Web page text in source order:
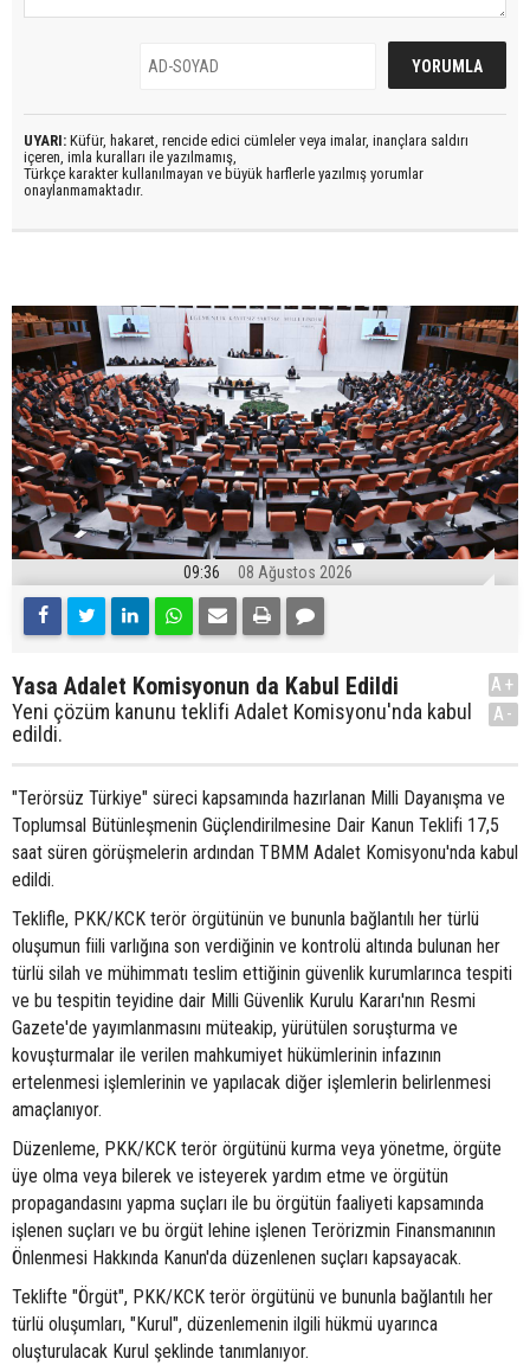
UYARI: Küfür, hakaret, rencide edici cümleler veya imalar, inançlara saldırı
içeren, imla kuralları ile yazılmamış,
Türkçe karakter kullanılmayan ve büyük harflerle yazılmış yorumlar
onaylanmamaktadır.
09:36 08 Ağustos 2026
Yasa Adalet Komisyonun da Kabul Edildi
Yeni çözüm kanunu teklifi Adalet Komisyonu'nda kabul
edildi.
A+
A-
"Terörsüz Türkiye" süreci kapsamında hazırlanan Milli Dayanışma ve
Toplumsal Bütünleşmenin Güçlendirilmesine Dair Kanun Teklifi 17,5
saat süren görüşmelerin ardından TBMM Adalet Komisyonu'nda kabul
edildi.
Teklifle, PKK/KCK terör örgütünün ve bununla bağlantılı her türlü
oluşumun fiili varlığına son verdiğinin ve kontrolü altında bulunan her
türlü silah ve mühimmatı teslim ettiğinin güvenlik kurumlarınca tespiti
ve bu tespitin teyidine dair Milli Güvenlik Kurulu Kararı'nın Resmi
Gazete'de yayımlanmasını müteakip, yürütülen soruşturma ve
kovuşturmalar ile verilen mahkumiyet hükümlerinin infazının
ertelenmesi işlemlerinin ve yapılacak diğer işlemlerin belirlenmesi
amaçlanıyor.
Düzenleme, PKK/KCK terör örgütünü kurma veya yönetme, örgüte
üye olma veya bilerek ve isteyerek yardım etme ve örgütün
propagandasını yapma suçları ile bu örgütün faaliyeti kapsamında
işlenen suçları ve bu örgüt lehine işlenen Terörizmin Finansmanının
Önlenmesi Hakkında Kanun'da düzenlenen suçları kapsayacak.
Teklifte "Örgüt", PKK/KCK terör örgütünü ve bununla bağlantılı her
türlü oluşumları, "Kurul", düzenlemenin ilgili hükmü uyarınca
oluşturulacak Kurul şeklinde tanımlanıyor.